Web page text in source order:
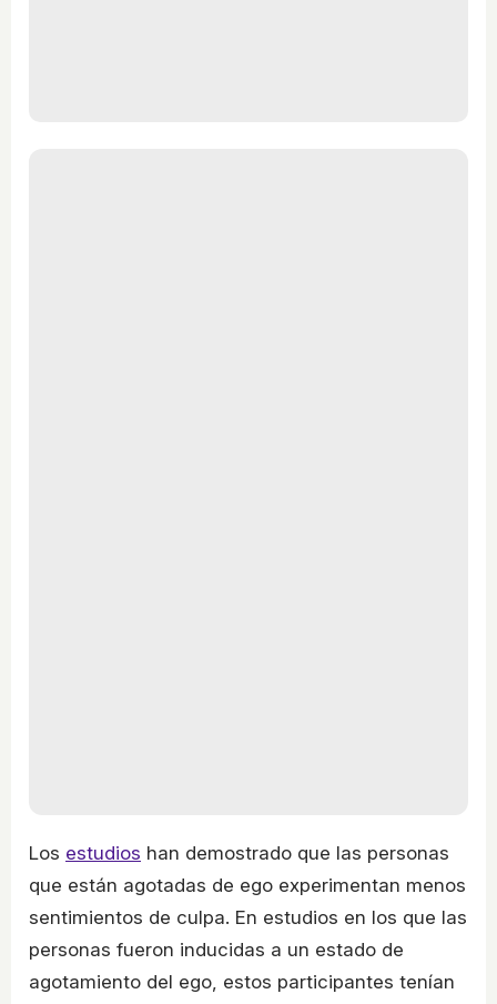
Los estudios han demostrado que las personas
que están agotadas de ego experimentan menos
sentimientos de culpa. En estudios en los que las
personas fueron inducidas a un estado de
agotamiento del ego, estos participantes tenían